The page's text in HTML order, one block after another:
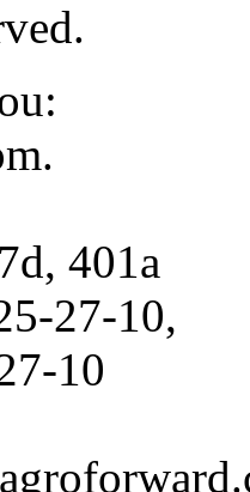
401a
27-10,
10